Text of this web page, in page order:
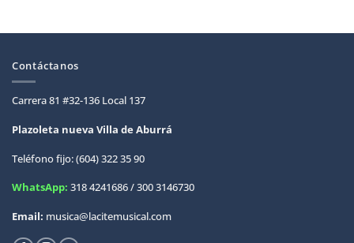
Contáctanos
Carrera 81 #32-136 Local 137
Plazoleta nueva Villa deAburrá
Teléfono fijo: (604) 322 35 90
WhatsApp: 318 4241686 / 300 3146730
Email: musica@lacitemusical.com